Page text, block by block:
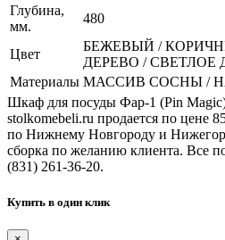
Глубина,
мм.
480
Цвет
БЕЖЕВЫЙ /
ДЕРЕВО / СВЕТЛОЕ
Материалы МАССИВ СОСНЫ /
Шкаф для посуды Фар-1 (Pin
stolkomebeli.ru продается по цене
по Нижнему Новгороду и
сборка по желанию клиента. Все
(831) 261-36-20.
Купить в один клик